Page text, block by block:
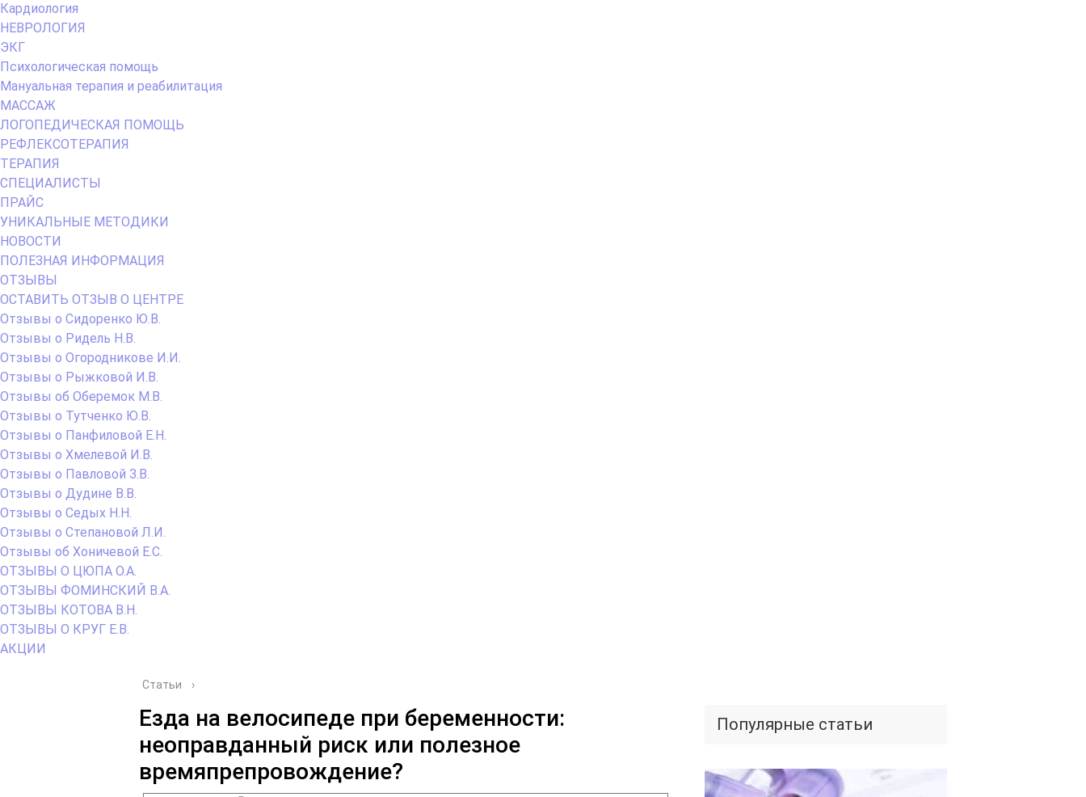
Кардиология
НЕВРОЛОГИЯ
ЭКГ
Психологическая помощь
Мануальная терапия и реабилитация
МАССАЖ
ЛОГОПЕДИЧЕСКАЯ ПОМОЩЬ
РЕФЛЕКСОТЕРАПИЯ
ТЕРАПИЯ
СПЕЦИАЛИСТЫ
ПРАЙС
УНИКАЛЬНЫЕ МЕТОДИКИ
НОВОСТИ
ПОЛЕЗНАЯ ИНФОРМАЦИЯ
ОТЗЫВЫ
ОСТАВИТЬ ОТЗЫВ О ЦЕНТРЕ
Отзывы о Сидоренко Ю.В.
Отзывы о Ридель Н.В.
Отзывы о Огородникове И.И.
Отзывы о Рыжковой И.В.
Отзывы об Оберемок М.В.
Отзывы о Тутченко Ю.В.
Отзывы о Панфиловой Е.Н.
Отзывы о Хмелевой И.В.
Отзывы о Павловой З.В.
Отзывы о Дудине В.В.
Отзывы о Седых Н.Н.
Отзывы о Степановой Л.И.
Отзывы об Хоничевой Е.С.
ОТЗЫВЫ О ЦЮПА О.А.
ОТЗЫВЫ ФОМИНСКИЙ В.А.
ОТЗЫВЫ КОТОВА В.Н.
ОТЗЫВЫ О КРУГ Е.В.
АКЦИИ
Статьи ›
Езда на велосипеде при беременности:
неоправданный риск или полезное
времяпрепровождение?
Популярные статьи